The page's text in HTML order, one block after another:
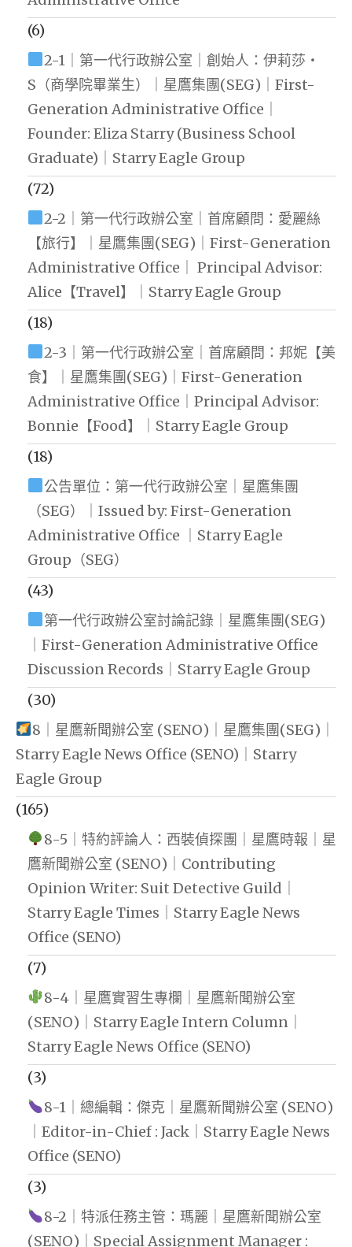
(6)
2-1｜第一代行政辦公室｜創始人：伊莉莎・
S（商學院畢業生）｜星鷹集團(SEG)｜First-
Generation Administrative Office｜
Founder: Eliza Starry (Business School
Graduate)｜Starry Eagle Group
(72)
2-2｜第一代行政辦公室｜首席顧問：愛麗絲
【旅行】｜星鷹集團(SEG)｜First-Generation
Administrative Office｜ Principal Advisor:
Alice【Travel】｜Starry Eagle Group
(18)
2-3｜第一代行政辦公室｜首席顧問：邦妮【美
食】｜星鷹集團(SEG)｜First-Generation
Administrative Office｜Principal Advisor:
Bonnie【Food】｜Starry Eagle Group
(18)
公告單位：第一代行政辦公室｜星鷹集團
（SEG）｜Issued by: First-Generation
Administrative Office ｜Starry Eagle
Group（SEG）
(43)
第一代行政辦公室討論記錄｜星鷹集團(SEG)
｜First-Generation Administrative Office
Discussion Records｜Starry Eagle Group
(30)
8｜星鷹新聞辦公室 (SENO)｜星鷹集團(SEG)｜
Starry Eagle News Office (SENO)｜Starry
Eagle Group
(165)
8-5｜特約評論人：西裝偵探團｜星鷹時報｜星
鷹新聞辦公室 (SENO)｜Contributing
Opinion Writer: Suit Detective Guild｜
Starry Eagle Times｜Starry Eagle News
Office (SENO)
(7)
8-4｜星鷹實習生專欄｜星鷹新聞辦公室
(SENO)｜Starry Eagle Intern Column｜
Starry Eagle News Office (SENO)
(3)
8-1｜總編輯：傑克｜星鷹新聞辦公室 (SENO)
｜Editor-in-Chief : Jack｜Starry Eagle News
Office (SENO)
(3)
8-2｜特派任務主管：瑪麗｜星鷹新聞辦公室
(SENO)｜Special Assignment Manager :